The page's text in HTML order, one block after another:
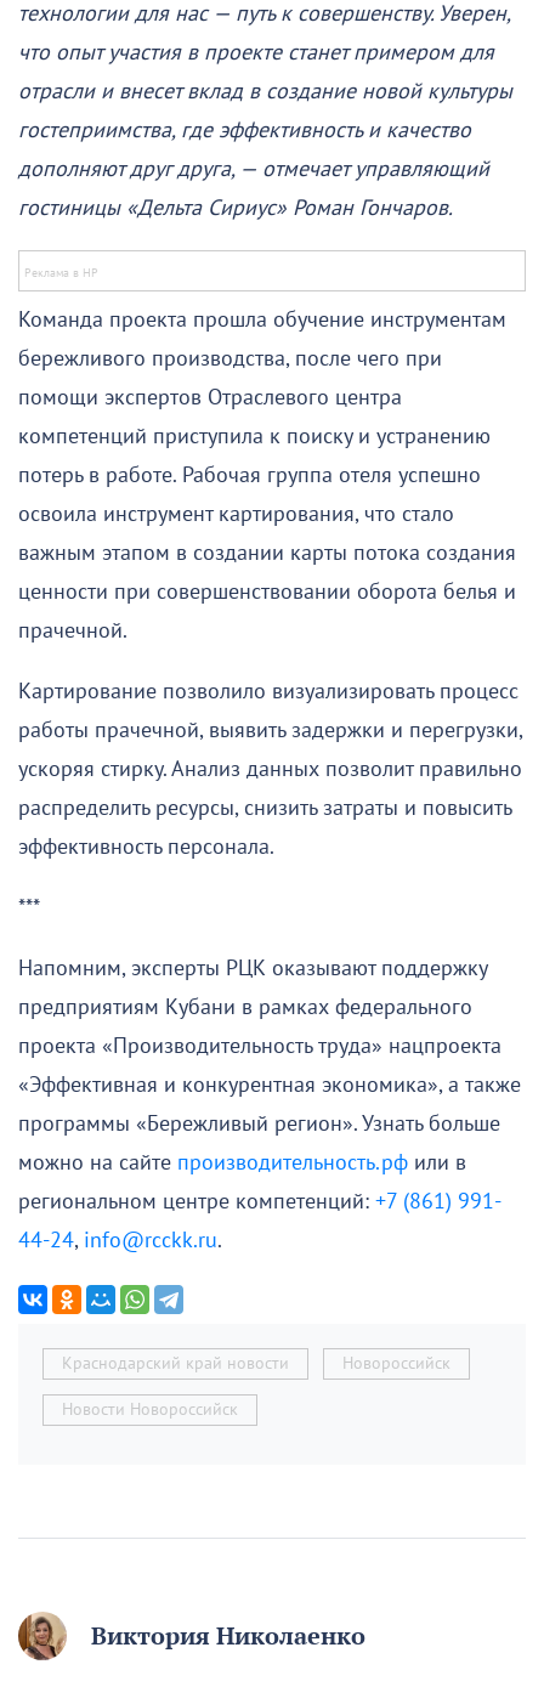
технологии для нас — путь к совершенству. Уверен,
что опыт участия в проекте станет примером для
отрасли и внесет вклад в создание новой культуры
гостеприимства, где эффективность и качество
дополняют друг друга, — отмечает управляющий
гостиницы «Дельта Сириус» Роман Гончаров.
Команда проекта прошла обучение инструментам
бережливого производства, после чего при
помощи экспертов Отраслевого центра
компетенций приступила к поиску и устранению
потерь в работе. Рабочая группа отеля успешно
освоила инструмент картирования, что стало
важным этапом в создании карты потока создания
ценности при совершенствовании оборота белья и
прачечной.
Картирование позволило визуализировать процесс
работы прачечной, выявить задержки и перегрузки,
ускоряя стирку. Анализ данных позволит правильно
распределить ресурсы, снизить затраты и повысить
эффективность персонала.
***
Напомним, эксперты РЦК оказывают поддержку
предприятиям Кубани в рамках федерального
проекта «Производительность труда» нацпроекта
«Эффективная и конкурентная экономика», а также
программы «Бережливый регион». Узнать больше
можно на сайте производительность.рф или в
региональном центре компетенций: +7 (861) 991-
44-24, info@rcckk.ru.
Краснодарский край новости Новороссийск
Новости Новороссийск
Виктория Николаенко